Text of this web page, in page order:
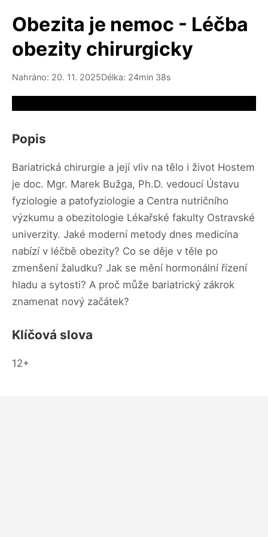
Obezita je nemoc - Léčba
obezity chirurgicky
Nahráno: 20. 11. 2025Délka: 24min 38s
Popis
Bariatrická chirurgie a její vliv na tělo i život Hostem
je doc. Mgr. Marek Bužga, Ph.D. vedoucí Ústavu
fyziologie a patofyziologie a Centra nutričního
výzkumu a obezitologie Lékařské fakulty Ostravské
univerzity. Jaké moderní metody dnes medicína
nabízí v léčbě obezity? Co se děje v těle po
zmenšení žaludku? Jak se mění hormonální řízení
hladu a sytosti? A proč může bariatrický zákrok
znamenat nový začátek?
Klíčová slova
12+